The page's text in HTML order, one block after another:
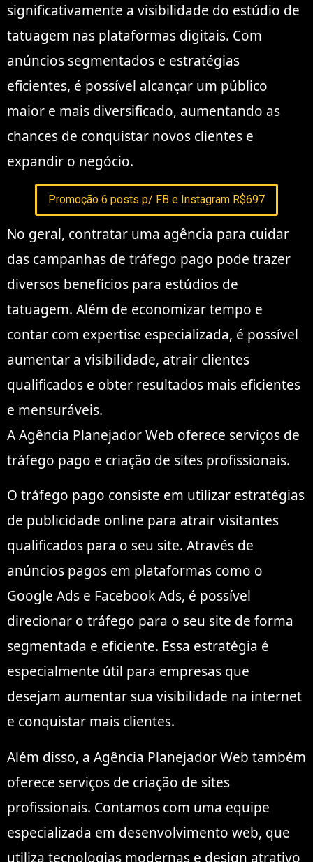
significativamente a visibilidade do estúdio de
tatuagem nas plataformas digitais. Com
anúncios segmentados e estratégias
eficientes, é possível alcançar um público
maior e mais diversificado, aumentando as
chances de conquistar novos clientes e
expandir o negócio.
Promoção 6 posts p/ FB e Instagram R$697
No geral, contratar uma agência para cuidar
das campanhas de tráfego pago pode trazer
diversos benefícios para estúdios de
tatuagem. Além de economizar tempo e
contar com expertise especializada, é possível
aumentar a visibilidade, atrair clientes
qualificados e obter resultados mais eficientes
e mensuráveis.
A Agência Planejador Web oferece serviços de
tráfego pago e criação de sites profissionais.
O tráfego pago consiste em utilizar estratégias
de publicidade online para atrair visitantes
qualificados para o seu site. Através de
anúncios pagos em plataformas como o
Google Ads e Facebook Ads, é possível
direcionar o tráfego para o seu site de forma
segmentada e eficiente. Essa estratégia é
especialmente útil para empresas que
desejam aumentar sua visibilidade na internet
e conquistar mais clientes.
Além disso, a Agência Planejador Web também
oferece serviços de criação de sites
profissionais. Contamos com uma equipe
especializada em desenvolvimento web, que
utiliza tecnologias modernas e design atrativo